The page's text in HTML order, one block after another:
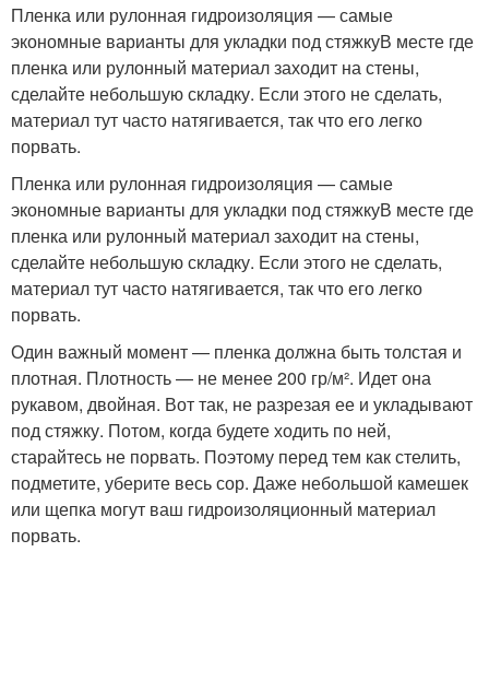
Пленка или рулонная гидроизоляция — самые
экономные варианты для укладки под стяжкуВ месте где
пленка или рулонный материал заходит на стены,
сделайте небольшую складку. Если этого не сделать,
материал тут часто натягивается, так что его легко
порвать.
Пленка или рулонная гидроизоляция — самые
экономные варианты для укладки под стяжкуВ месте где
пленка или рулонный материал заходит на стены,
сделайте небольшую складку. Если этого не сделать,
материал тут часто натягивается, так что его легко
порвать.
Один важный момент — пленка должна быть толстая и
плотная. Плотность — не менее 200 гр/м². Идет она
рукавом, двойная. Вот так, не разрезая ее и укладывают
под стяжку. Потом, когда будете ходить по ней,
старайтесь не порвать. Поэтому перед тем как стелить,
подметите, уберите весь сор. Даже небольшой камешек
или щепка могут ваш гидроизоляционный материал
порвать.